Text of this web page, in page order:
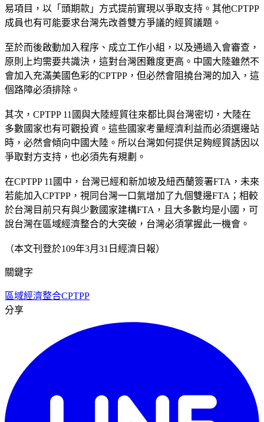
易項目，以「頭期款」方式提前實現以爭取支持。其他CPTPP
成員也有可能要求台灣先改善雙方爭議的經貿議題。
至於而後啟動加入程序、成立工作小組，以及通過入會審查，
原則上均需要共識決，這對台灣困難度更高。中國大陸雖然不
會加入充滿美國色彩的CPTPP，但必然會阻撓台灣的加入，這
個路障必須排除。
其次，CPTPP 11國與大陸經貿往來都比與台灣密切，大陸在
多數國家也有可觀投資。這些國家考量經濟利益而必須選邊站
時，必然會傾向中國大陸。所以台灣如何提供足夠經貿誘因以
爭取對方支持，也必須先有規劃。
在CPTPP 11國中，台灣已經和新加坡及紐西蘭簽署FTA，未來
若能加入CPTPP，視同台灣一口氣增加了九個雙邊FTA；相較
於台灣目前只有與少數國家建構FTA，且大多數均是小國，可
說台灣在區域經濟整合的大突破，台灣必須掌握此一機會。
（本文刊登於109年3月31日經濟日報）
關鍵字
區域經濟整合CPTPP
分享